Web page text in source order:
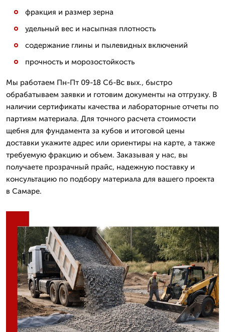
фракция и размер зерна
удельный вес и насыпная плотность
содержание глины и пылевидных включений
прочность и морозостойкость
Мы работаем Пн-Пт 09-18 Сб-Вс вых., быстро
обрабатываем заявки и готовим документы на отгрузку. В
наличии сертификаты качества и лабораторные отчеты по
партиям материала. Для точного расчета стоимости
щебня для фундамента за кубов и итоговой цены
доставки укажите адрес или ориентиры на карте, а также
требуемую фракцию и объем. Заказывая у нас, вы
получаете прозрачный прайс, надежную поставку и
консультацию по подбору материала для вашего проекта
в Самаре.